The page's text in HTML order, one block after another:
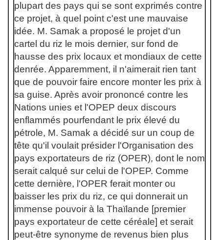
plupart des pays qui se sont exprimés contre
ce projet, à quel point c'est une mauvaise
idée. M. Samak a proposé le projet d'un
cartel du riz le mois dernier, sur fond de
hausse des prix locaux et mondiaux de cette
denrée. Apparemment, il n'aimerait rien tant
que de pouvoir faire encore monter les prix à
sa guise. Après avoir prononcé contre les
Nations unies et l'OPEP deux discours
enflammés pourfendant le prix élevé du
pétrole, M. Samak a décidé sur un coup de
tête qu'il voulait présider l'Organisation des
pays exportateurs de riz (OPER), dont le nom
serait calqué sur celui de l'OPEP. Comme
cette dernière, l'OPER ferait monter ou
baisser les prix du riz, ce qui donnerait un
immense pouvoir à la Thaïlande [premier
pays exportateur de cette céréale] et serait
peut-être synonyme de revenus bien plus